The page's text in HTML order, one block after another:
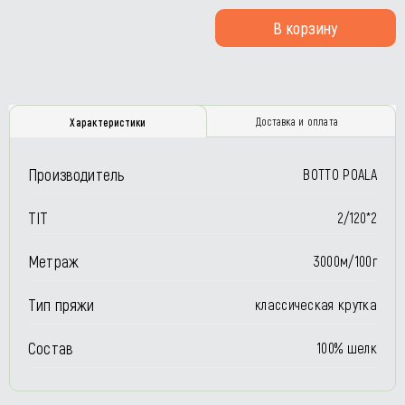
В корзину
Характеристики Доставка и оплата
Производитель BOTTO POALA
TIT 2/120*2
Метраж 3000м/100г
Тип пряжи классическая крутка
Состав 100% шелк